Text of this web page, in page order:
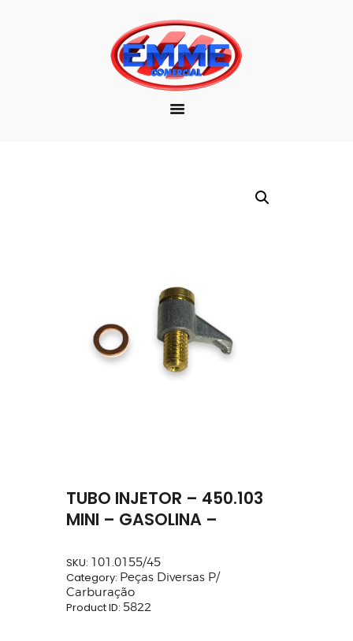
EMPRESA
MARCAS
PRODUTOS
TUBO INJETOR – 450.103
MINI – GASOLINA –
SKU: 101.0155/45
Category: Peças Diversas P/
Carburação
Product ID: 5822